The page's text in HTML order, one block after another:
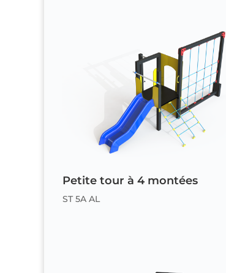
Petite tour à 4 montées
ST 5A AL